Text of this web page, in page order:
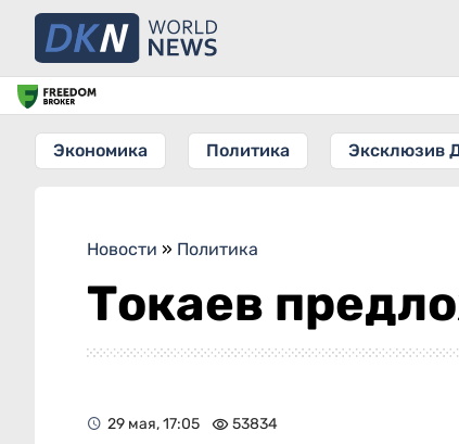
Экономика Политика Эксклюзив
Новости » Политика
Токаев
29 мая, 17:05 53834